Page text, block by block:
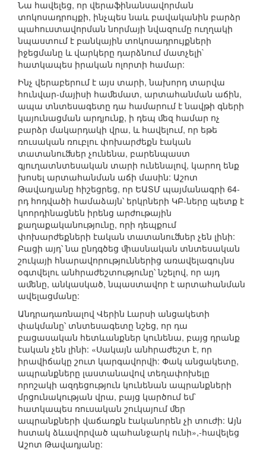
Նա հավելեց, որ վերաֆինանսավորման
տոկոսադրույքի, ինչպես նաև բավականին բարձր
պահուստավորման նորմայի նվազումը ուղղակի
նպաստում է բանկային տոկոսադրույքների
իջեցմանը և վարկերը դարձնում մատչելի`
հատկապես իրական ոլորտի համար:
Ինչ վերաբերում է այս տարի, նախորդ տարվա
հունվար-մայիսի հաﬔմատ, արտահանման աճին,
ապա տնտեսագետը դա համարում է նավթի գների
կայունացման արդյունք, ի դեպ ﬔզ համար ոչ
բարձր մակարդակի վրա, և հավելում, որ եթե
ռուսական ռուբլու փոխարժեքն էական
տատանուﬓեր չունենա, բարենպաստ
գյուղատնտեսական տարի ունենալով, կարող ենք
խոսել արտահանման աճի մասին: Աշոտ
Թավադյանը հիշեցրեց, որ ԵԱՏՄ պայմանագրի 64-
րդ հոդվածի համաձայն՝ երկրների ԿԲ-ները պետք է
կոորդինացնեն իրենց արժութային
քաղաքականությունը, որի դեպքում
փոխարժեքների էական տատանուﬓեր չեն լինի:
Բացի այդ՝ նա ընդգծեց ﬕասնական տնտեսական
շուկայի հնարավորություններից առավելագույնս
օգտվելու անհրաժեշտությունը՝ նշելով, որ այդ
աﬔնը, անկասկած, նպաստավոր է արտահանման
ավելացմանը:
Անդրադառնալով Վերին Լարսի անցակետի
փակմանը՝ տնտեսագետը նշեց, որ դա
բացասական հետևանքներ կունենա, բայց դրանք
էական չեն լինի: «Սակայն անհրաժեշտ է, որ
իրավիճակը շուտ կարգավորվի: Փակ անցակետը,
ապրանքները լաստանավով տեղափոխելը
որոշակի ազդեցություն կունենան ապրանքների
մրցունակության վրա, բայց կարծում եմ`
հատկապես ռուսական շուկայում ﬔր
ապրանքների վաճառքն էականորեն չի տուժի: Այն
հստակ ձևավորված պահանջարկ ունի»,-հավելեց
Աշոտ Թավադյանը: